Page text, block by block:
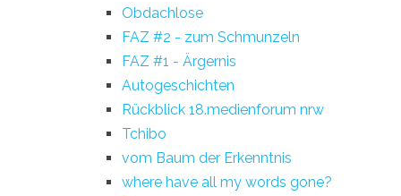
Obdachlose
FAZ #2 - zum Schmunzeln
FAZ #1 - Ärgernis
Autogeschichten
Rückblick 18.medienforum nrw
Tchibo
vom Baum der Erkenntnis
where have all my words gone?